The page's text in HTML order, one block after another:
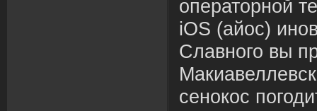
операторной
iOS (айос)
Славного вы
сенокос